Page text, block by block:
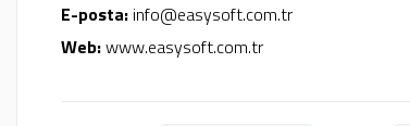
E-posta: info@easysoft.com.tr
Web:www.easysoft.com.tr